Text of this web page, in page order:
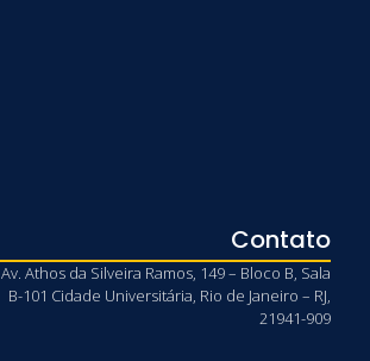
Contato
Av. Athos da Silveira Ramos, 149 – Bloco B, Sala
B-101 Cidade Universitária, Rio de Janeiro – RJ,
21941-909